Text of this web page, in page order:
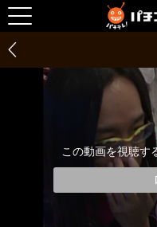
この動画を視聴す